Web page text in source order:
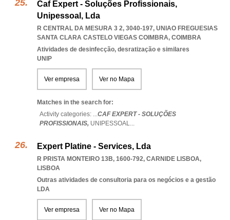
Caf Expert - Soluções Profissionais,
Unipessoal, Lda
R CENTRAL DA MESURA 3 2, 3040-197, UNIAO FREGUESIAS
SANTA CLARA CASTELO VIEGAS COIMBRA, COIMBRA
Atividades de desinfecção, desratização e similares
UNIP
Ver empresa Ver no Mapa
Matches in the search for:
Activity categories: ...CAF EXPERT - SOLUÇÕES
PROFISSIONAIS, UNIPESSOAL...
Expert Platine - Services, Lda
R PRISTA MONTEIRO 13B, 1600-792, CARNIDE LISBOA,
LISBOA
Outras atividades de consultoria para os negócios e a gestão
LDA
Ver empresa Ver no Mapa